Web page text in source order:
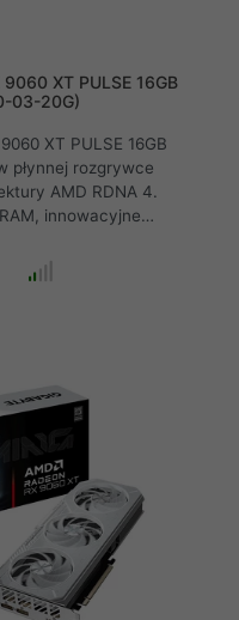
XT PULSE 16GB
03-20G)
XT PULSE 16GB
płynnej rozgrywce
AMD RDNA 4.
innowacyjne
PTM7950. Ciesz się
AMD HYPR-RX,